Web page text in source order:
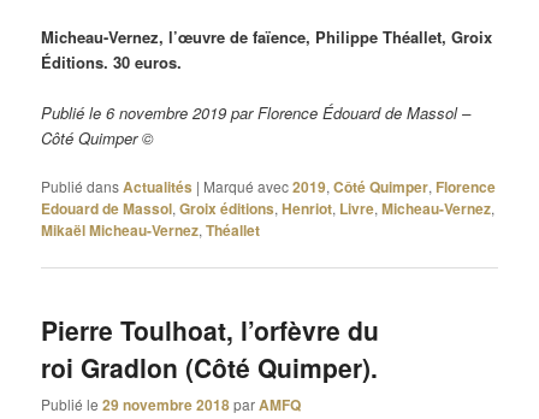
Micheau-Vernez, l’œuvre de faïence, Philippe Théallet, Groix
Éditions. 30 euros.
Publié le 6 novembre 2019 par Florence Édouard de Massol –
Côté Quimper ©
Publié dansActualités | Marqué avec2019,Côté Quimper, Florence
Edouard de Massol,Groix éditions,Henriot, Livre,Micheau-Vernez,
Mikaël Micheau-Vernez,Théallet
Pierre Toulhoat, l’orfèvre du
roi Gradlon (Côté Quimper).
Publié le29 novembre 2018parAMFQ